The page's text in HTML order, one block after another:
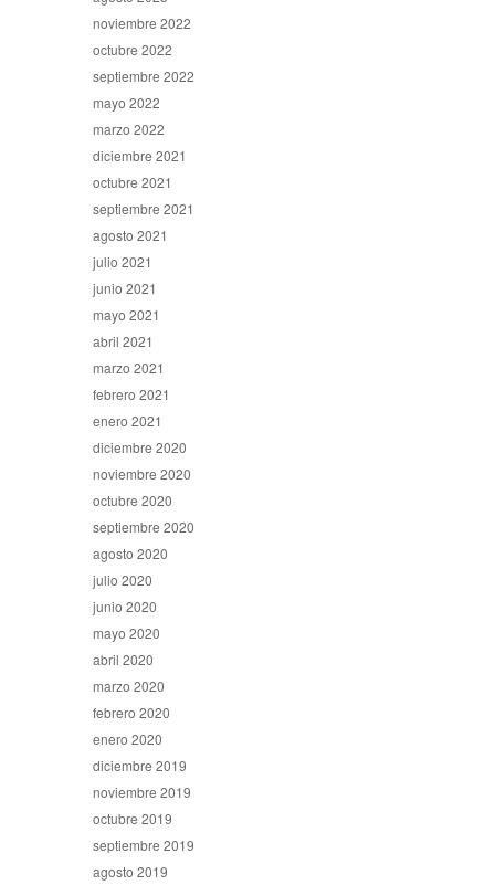
noviembre 2022
octubre 2022
septiembre 2022
mayo 2022
marzo 2022
diciembre 2021
octubre 2021
septiembre 2021
agosto 2021
julio 2021
junio 2021
mayo 2021
abril 2021
marzo 2021
febrero 2021
enero 2021
diciembre 2020
noviembre 2020
octubre 2020
septiembre 2020
agosto 2020
julio 2020
junio 2020
mayo 2020
abril 2020
marzo 2020
febrero 2020
enero 2020
diciembre 2019
noviembre 2019
octubre 2019
septiembre 2019
agosto 2019